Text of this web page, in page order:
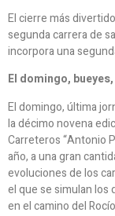
El cierre más
segunda carrera de
incorpora una
El domingo,
El domingo, última
la décimo novena
Carreteros “Antonio
año, a una gran
evoluciones de los
el que se simulan
en el camino del